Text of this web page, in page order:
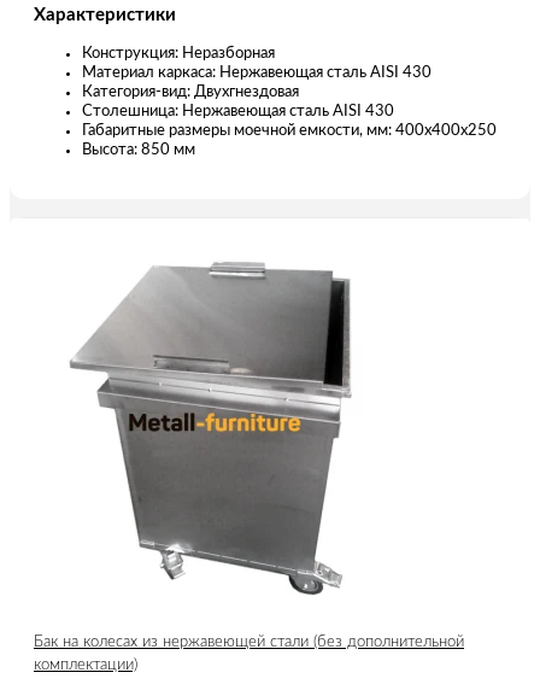
Характеристики
Конструкция: Неразборная
Материал каркаса: Нержавеющая сталь AISI 430
Категория-вид: Двухгнездовая
Столешница: Нержавеющая сталь AISI 430
Габаритные размеры моечной емкости, мм: 400х400х250
Высота: 850 мм
Бак на колесах из нержавеющей стали (без дополнительной
комплектации)